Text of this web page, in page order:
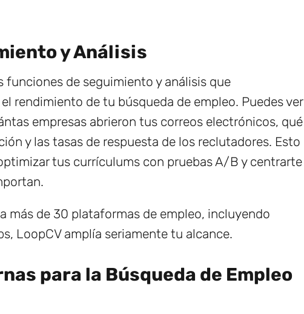
y Análisis
de seguimiento y análisis que
rendimiento de tu búsqueda de empleo. Puedes ver
empresas abrieron tus correos electrónicos, qué
y las tasas de respuesta de los reclutadores. Esto
tus currículums con pruebas A/B y centrarte
más de 30 plataformas de empleo, incluyendo
LoopCV amplía seriamente tu alcance.
para la Búsqueda de Empleo